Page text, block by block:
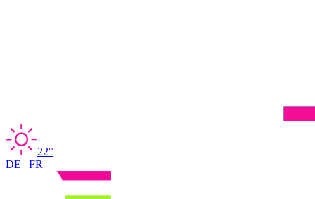
22°
DE | FR